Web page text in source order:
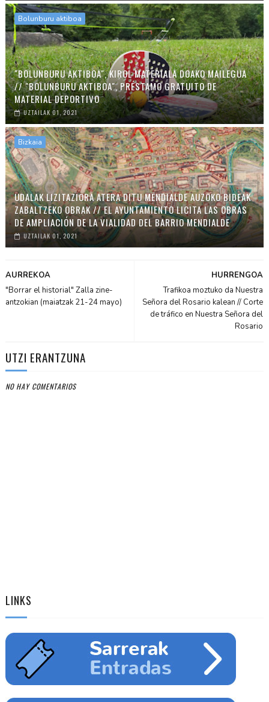
Bolunburu aktiboa
"BOLUNBURU AKTIBOA", KIROL MATERIALA DOAKO MAILEGUA
// "BOLUNBURU AKTIBOA", PRÉSTAMO GRATUITO DE
MATERIAL DEPORTIVO
UZTAILAK 01, 2021
Bizkaia
UDALAK LIZITAZIORA ATERA DITU MENDIALDE AUZOKO BIDEAK
ZABALTZEKO OBRAK // EL AYUNTAMIENTO LICITA LAS OBRAS
DE AMPLIACIÓN DE LA VIALIDAD DEL BARRIO MENDIALDE
UZTAILAK 01, 2021
HURRENGOA
Trafikoa moztuko da Nuestra
Señora del Rosario kalean // Corte
de tráfico en Nuestra Señora del
Rosario
AURREKOA
"Borrar el historial" Zalla zine-
antzokian (maiatzak 21-24 mayo)
UTZI ERANTZUNA
NO HAY COMENTARIOS
LINKS